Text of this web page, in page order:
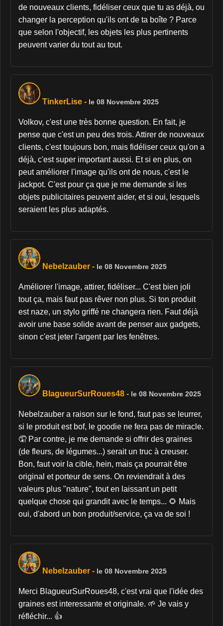
de nouveaux clients, fidéliser ceux que tu as déjà, ou
changer la perception qu'ils ont de ta boîte ? Parce
que selon l'objectif, les objets les plus pertinents
peuvent varier du tout au tout.
TinkerLise - le 08 Novembre 2025
Volkov, c'est une très bonne question. En fait, je
pense que c'est un peu des trois. Attirer de nouveaux
clients, c'est toujours bon, mais fidéliser ceux qu'on a
déjà, c'est super important aussi. Et si en plus, on
peut améliorer l'image qu'ils ont de nous, c'est le
jackpot. C'est pour ça que je me demande si les
objets publicitaires peuvent aider, et si oui, lesquels
seraient les plus adaptés.
Nebelzauber - le 08 Novembre 2025
Améliorer l'image, attirer, fidéliser... C'est bien joli
tout ça, mais faut pas rêver non plus. Si ton produit
est naze, un stylo griffé ne changera rien. Faut déjà
avoir une base solide avant de penser aux gadgets,
sinon c'est jeter l'argent par les fenêtres.
BlagueurSurRoues48 - le 08 Novembre 2025
Nebelzauber a raison sur le fond, faut pas se leurrer,
si le produit est bof, le goodie ne fera pas de miracle.
🤦 Par contre, je me demande si offrir des graines
(de fleurs, de légumes...) serait un truc à creuser.
Bon, faut voir la cible, hein, mais ça pourrait être
original et porteur de sens. On reviendrait à des
valeurs plus "nature", tout en laissant un petit
quelque chose qui grandit avec le temps... 🌻 Mais
oui, d'abord un bon produit/service, ça va de soi !
Nebelzauber - le 08 Novembre 2025
Merci BlagueurSurRoues48, c'est vrai que l'idée des
graines est interessante et originale. 🌱 Je vais y
réfléchir... 👍